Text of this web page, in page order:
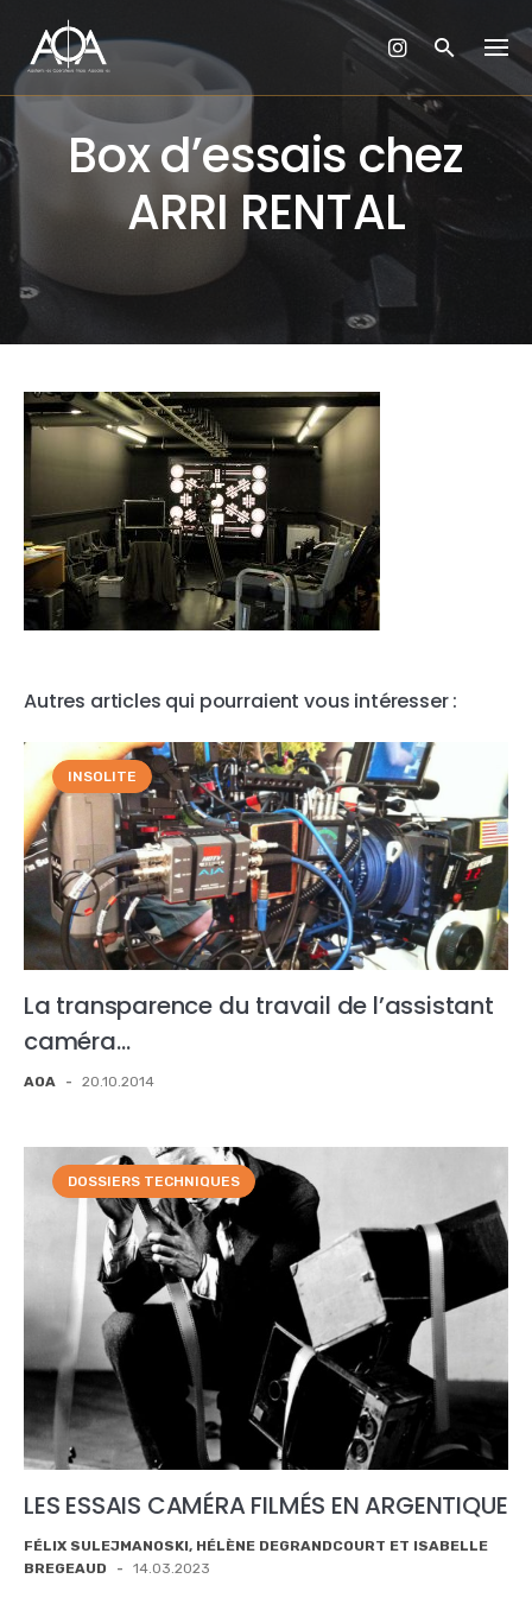
content
Box d’essais chez
ARRI RENTAL
Autres articles qui pourraient vous intéresser :
INSOLITE
La transparence du travail de l’assistant
caméra…
AOA - 20.10.2014
DOSSIERS TECHNIQUES
LES ESSAIS CAMÉRA FILMÉS EN ARGENTIQUE
FÉLIX SULEJMANOSKI, HÉLÈNE DEGRANDCOURT ET ISABELLE
BREGEAUD
- 14.03.2023